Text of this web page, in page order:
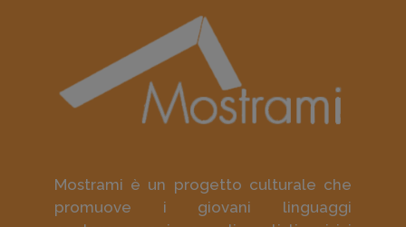
Mostrami è un progetto culturale che
promuove i giovani linguaggi